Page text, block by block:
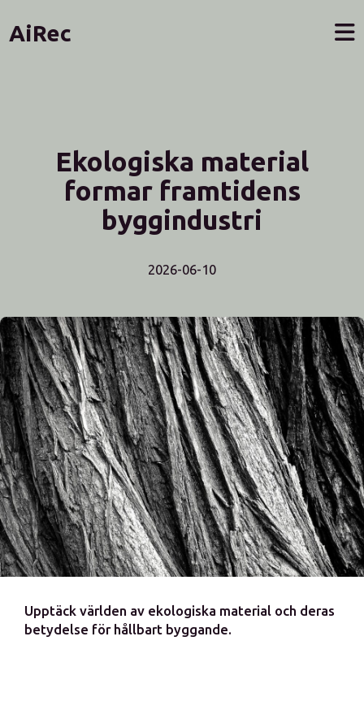
AiRec
Ekologiska material
formar framtidens
byggindustri
2026-06-10
Upptäck världen av ekologiska material och deras
betydelse för hållbart byggande.